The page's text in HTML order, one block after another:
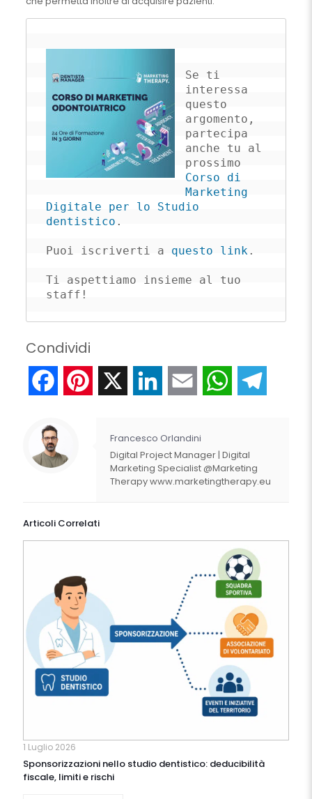
Se ti
interessa
questo
argomento,
partecipa
anche tu al
Corso di
Marketing
Digitale per lo Studio
dentistico .
Puoi iscriverti a questo link.
Ti aspettiamo insieme al tuo
staff!
Condividi
FacebookPinterest LinkedIn Email WhatsApp
Francesco Orlandini
Digital Project Manager | Digital
Marketing Specialist @Marketing
Therapy www.marketingtherapy.eu
Articoli Correlati
1 Luglio 2026
Sponsorizzazioni nello studio dentistico: deducibilità
fiscale, limiti e rischi